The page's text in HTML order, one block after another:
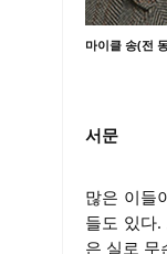
마이클 송(전
서문
많은 이들
들도 있다
은 실로 무